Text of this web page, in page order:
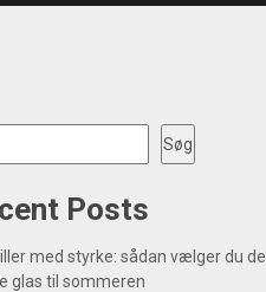
Søg
Posts
med styrke: sådan vælger du de
glas til sommeren